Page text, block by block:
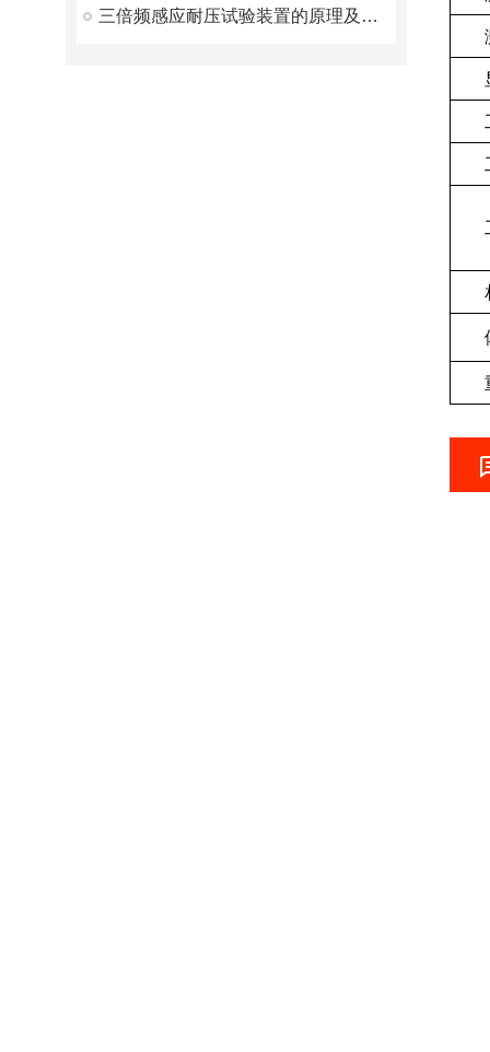
三倍频感应耐压试验装置的原理及日常维护策略